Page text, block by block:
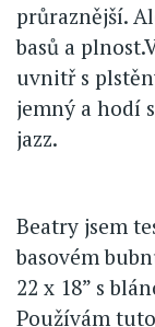
průraznější.
basů a
uvnitř s
jemný a hodí
jazz.
Beatry jsem
basovém
22 x 18” s
Používám